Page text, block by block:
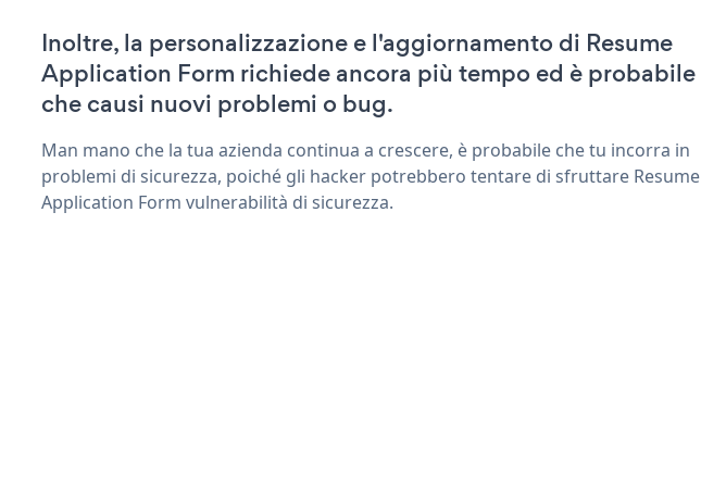
Inoltre, la personalizzazione e l'aggiornamento di Resume
Application Form richiede ancora più tempo ed è probabile
che causi nuovi problemi o bug.
Man mano che la tua azienda continua a crescere, è probabile che tu incorra in
problemi di sicurezza, poiché gli hacker potrebbero tentare di sfruttare Resume
Application Form vulnerabilità di sicurezza.